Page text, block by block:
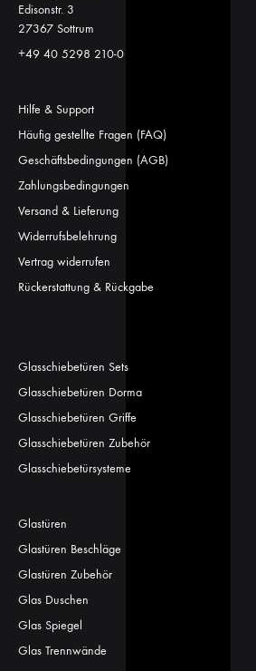
Edisonstr. 3
27367 Sottrum
+49 40 5298 210-0
Hilfe & Support
Häufig gestellte Fragen (FAQ)
Geschäftsbedingungen (AGB)
Zahlungsbedingungen
Versand & Lieferung
Widerrufsbelehrung
Vertrag widerrufen
Rückerstattung & Rückgabe
Glasschiebetüren Sets
Glasschiebetüren Dorma
Glasschiebetüren Griffe
Glasschiebetüren Zubehör
Glasschiebetürsysteme
Glastüren
Glastüren Beschläge
Glastüren Zubehör
Glas Duschen
Glas Spiegel
Glas Trennwände